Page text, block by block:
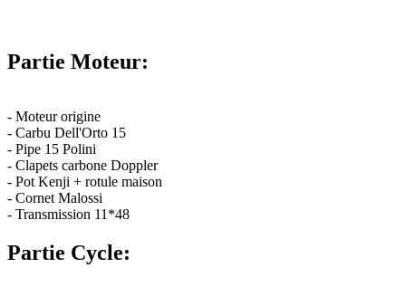
Partie Moteur:
- Moteur origine
- Carbu Dell'Orto 15
- Pipe 15 Polini
- Clapets carbone Doppler
- Pot Kenji + rotule maison
- Cornet Malossi
- Transmission 11*48
Partie Cycle: